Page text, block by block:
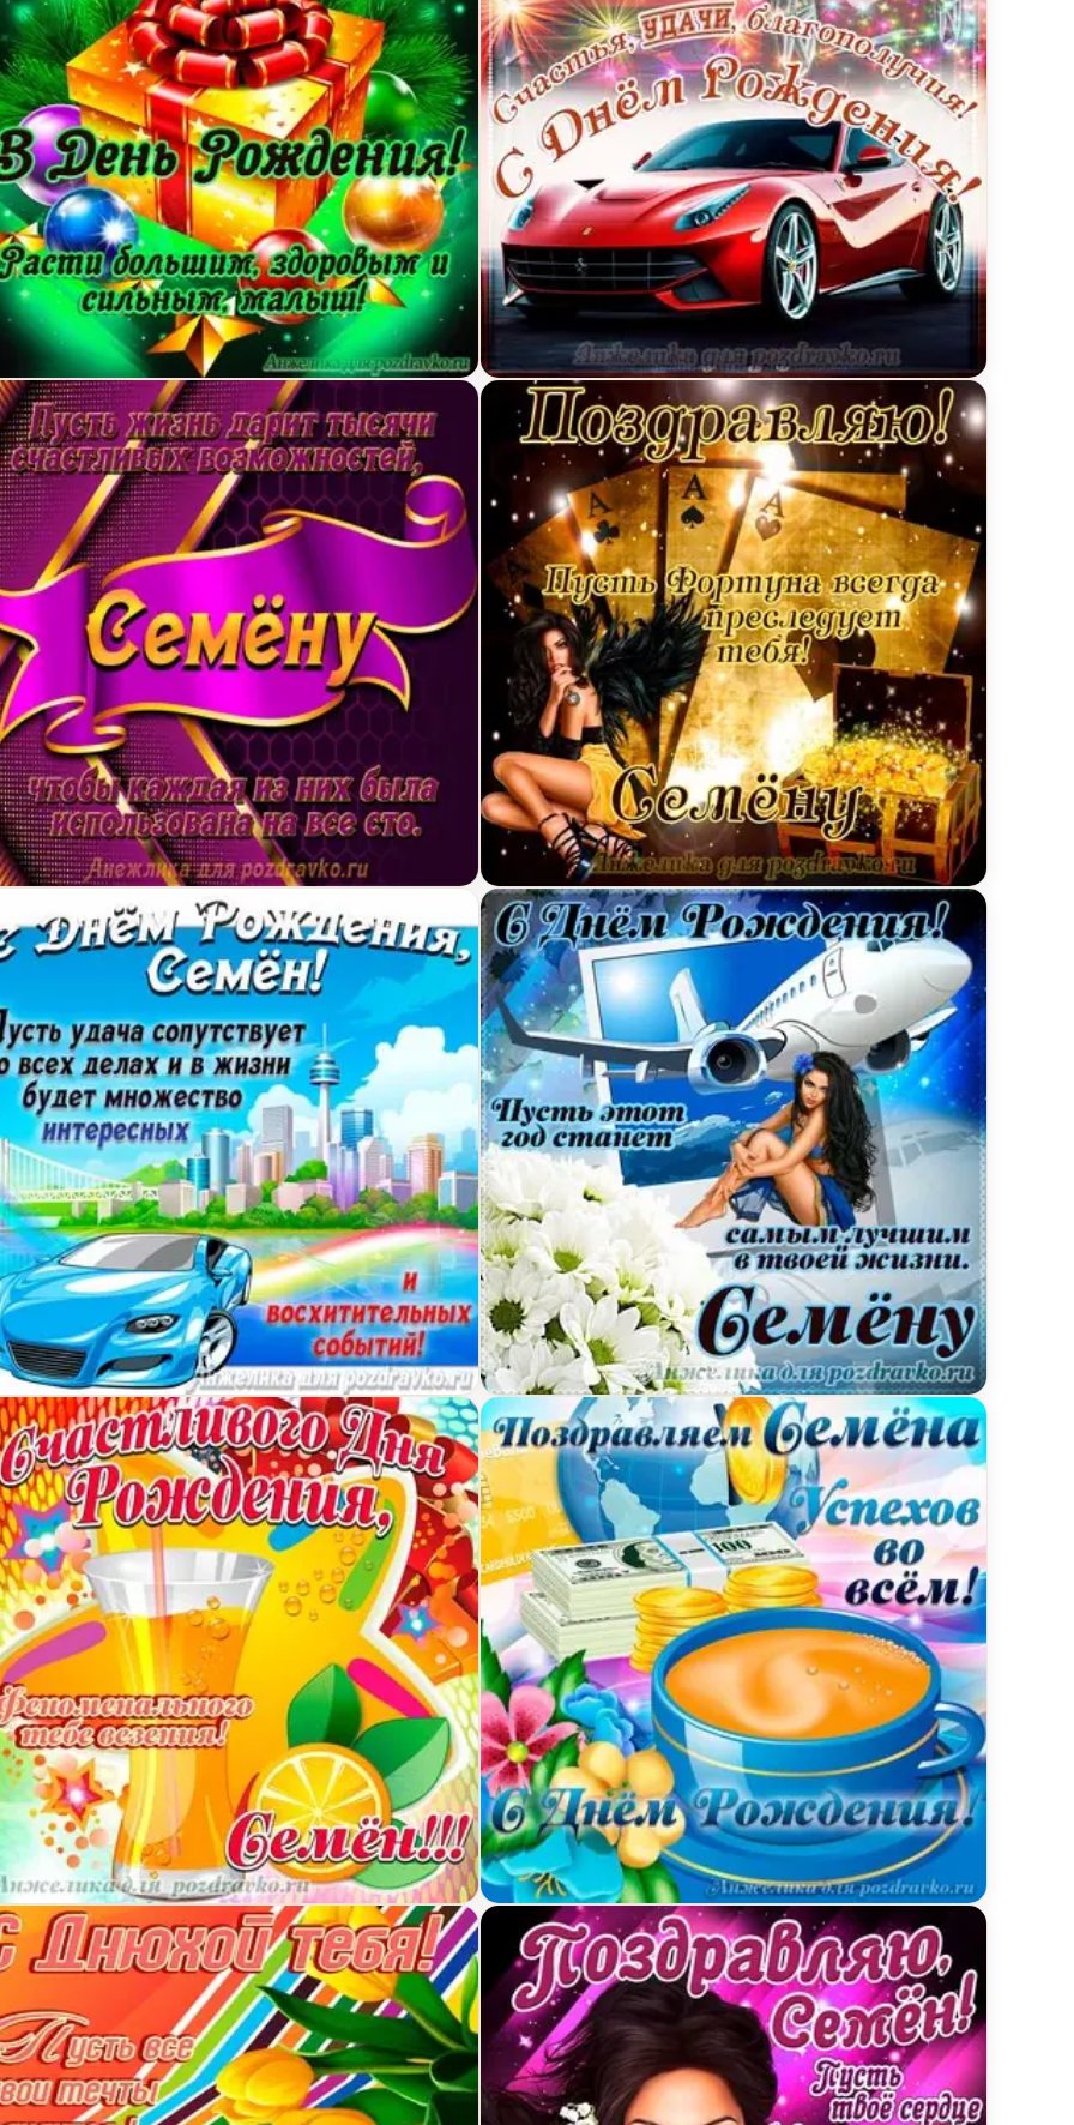
Семену в День Рождения, расти большим здоровым и сильным
с Днём Рождения Семену с замечательным пожеланием
с Днём Рождения Семён с голубой машиной и пожеланием
счастливого Дня Рождения Семён и феноменального везения
Открытка Семену на День Рождения с пожеланием
Открытка Семену в День Рождения с сундуком денег и
Открытка Семену на день рождения с красивым
Открытка поздравляем Семена с Днем Рождения